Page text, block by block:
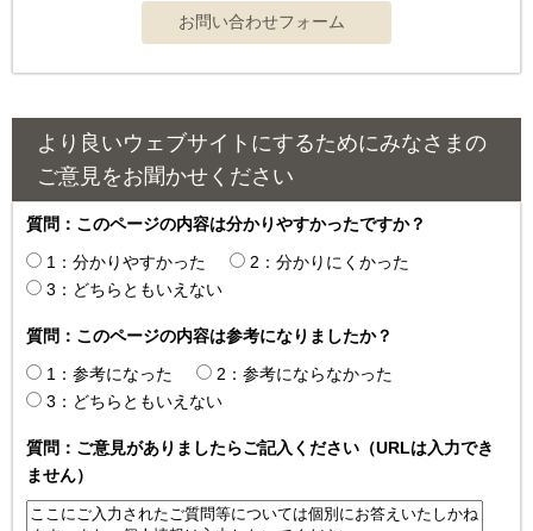
より良いウェブサイトにするためにみなさまの
ご意見をお聞かせください
質問：このページの内容は分かりやすかったですか？
1：分かりやすかった
2：分かりにくかった
3：どちらともいえない
質問：このページの内容は参考になりましたか？
1：参考になった
2：参考にならなかった
3：どちらともいえない
質問：ご意見がありましたらご記入ください（URLは入力でき
ません）